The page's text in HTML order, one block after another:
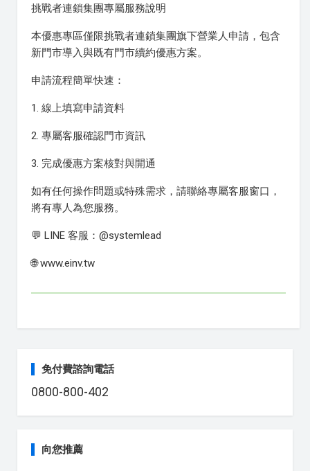
挑戰者連鎖集團專屬服務說明
本優惠專區僅限挑戰者連鎖集團旗下營業人申請，包含
新門市導入與既有門市續約優惠方案。
申請流程簡單快速：
1. 線上填寫申請資料
2. 專屬客服確認門市資訊
3. 完成優惠方案核對與開通
如有任何操作問題或特殊需求，請聯絡專屬客服窗口，
將有專人為您服務。
💬 LINE 客服：@systemlead
🌐 www.einv.tw
免付費諮詢電話
0800-800-402
向您推薦